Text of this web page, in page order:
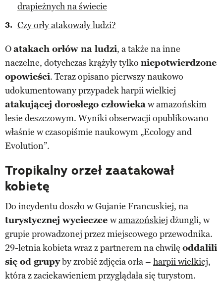
drapieżnych na świecie
Czy orły atakowały ludzi?
Oatakach orłów na ludzi, a także na inne
naczelne, dotychczas krążyły tylko niepotwierdzone
opowieści. Teraz opisano pierwszy naukowo
udokumentowany przypadek harpii wielkiej
atakującej dorosłego człowiekaw amazońskim
lesie deszczowym. Wyniki obserwacji opublikowano
właśnie w czasopiśmie naukowym „Ecology and
Evolution”.
Tropikalny orzeł zaatakował
kobietę
Do incydentu doszło w Gujanie Francuskiej, na
turystycznej wycieczce wamazońskiej dżungli, w
grupie prowadzonej przez miejscowego przewodnika.
29-letnia kobieta wraz z partnerem na chwilę oddalili
się od grupyby zrobić zdjęcia orła – harpii wielkiej,
która z zaciekawieniem przyglądała się turystom.